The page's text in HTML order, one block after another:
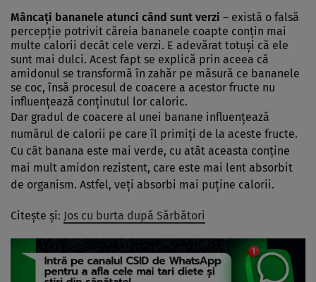
Mâncaţi bananele atunci când sunt verzi – există o falsă
percepţie potrivit căreia bananele coapte conţin mai
multe calorii decât cele verzi. E adevărat totuşi că ele
sunt mai dulci. Acest fapt se explică prin aceea că
amidonul se transformă în zahăr pe măsură ce bananele
se coc, însă procesul de coacere a acestor fructe nu
influenţează conţinutul lor caloric.
Dar gradul de coacere al unei banane influenţează
numărul de calorii pe care îl primiţi de la aceste fructe.
Cu cât banana este mai verde, cu atât aceasta conţine
mai mult amidon rezistent, care este mai lent absorbit
de organism. Astfel, veţi absorbi mai puţine calorii.
Citeşte şi: Jos cu burta după Sărbători